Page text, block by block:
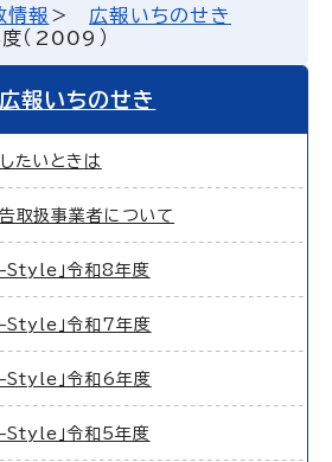
情報
広報いちのせき
（2009）
報いちのせき
たいときは
取扱事業者について
Style」令和8年度
Style」令和7年度
Style」令和6年度
Style」令和5年度